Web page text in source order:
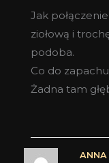
Jak
ziołową i
podoba.
Co do
Żadna tam